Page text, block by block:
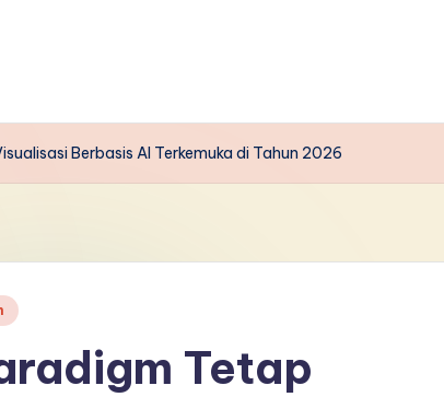
Berbasis AI Terkemuka di Tahun 2026
Tetap